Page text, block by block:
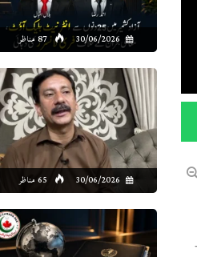
30/06/2026 87 مناظر
30/06/2026 65 مناظر